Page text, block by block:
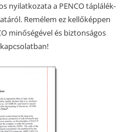
nyilatkozata a PENCO táplálék-
Remélem ez kellőképpen
minőségével és biztonságos